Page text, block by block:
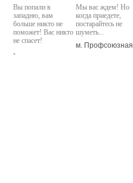
Вы попали в
западню, вам
больше никто не
поможет! Вас никто
не спасет!
-
Мы вас ждем! Но
когда приедете,
постарайтесь не
шуметь...
м. Профсоюзная